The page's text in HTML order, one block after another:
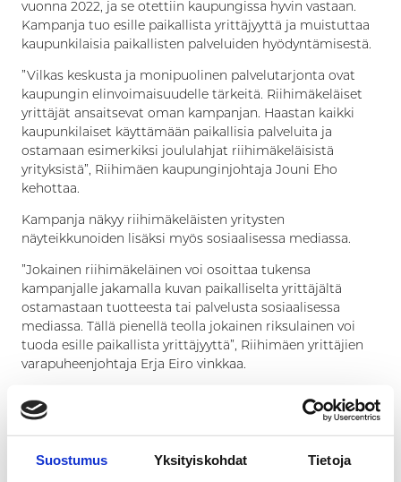
Suostumus Yksityiskohdat Tietoja
vuonna 2022, ja se otettiin kaupungissa hyvin vastaan.
Kampanja tuo esille paikallista yrittäjyyttä ja muistuttaa
kaupunkilaisia paikallisten palveluiden hyödyntämisestä.
”Vilkas keskusta ja monipuolinen palvelutarjonta ovat
kaupungin elinvoimaisuudelle tärkeitä. Riihimäkeläiset
yrittäjät ansaitsevat oman kampanjan. Haastan kaikki
kaupunkilaiset käyttämään paikallisia palveluita ja
ostamaan esimerkiksi joululahjat riihimäkeläisistä
yrityksistä”, Riihimäen kaupunginjohtaja Jouni Eho
kehottaa.
Kampanja näkyy riihimäkeläisten yritysten
näyteikkunoiden lisäksi myös sosiaalisessa mediassa.
”Jokainen riihimäkeläinen voi osoittaa tukensa
kampanjalle jakamalla kuvan paikalliselta yrittäjältä
ostamastaan tuotteesta tai palvelusta sosiaalisessa
mediassa. Tällä pienellä teolla jokainen riksulainen voi
tuoda esille paikallista yrittäjyyttä”, Riihimäen yrittäjien
varapuheenjohtaja Erja Eiro vinkkaa.
Some-postauksen yhteydessä kannattaa käyttää
kampanjaan liittyviä hästägejä #OstaRiksusta
#TuePaikallista #Riihimäki ja #RakasRiksu.
Lisätiedot: